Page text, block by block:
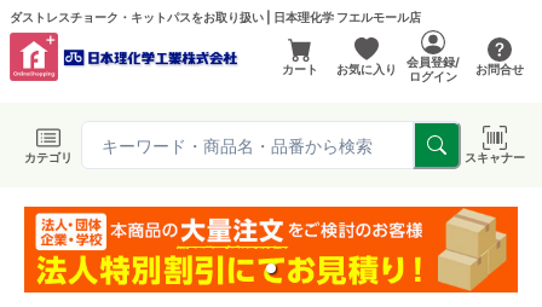
ダストレスチョーク・キットパスをお取り扱い | 日本理化学 フエルモール店
カート お気に入り
会員登録/
ログイン
お問合せ
カテゴリ スキャナー